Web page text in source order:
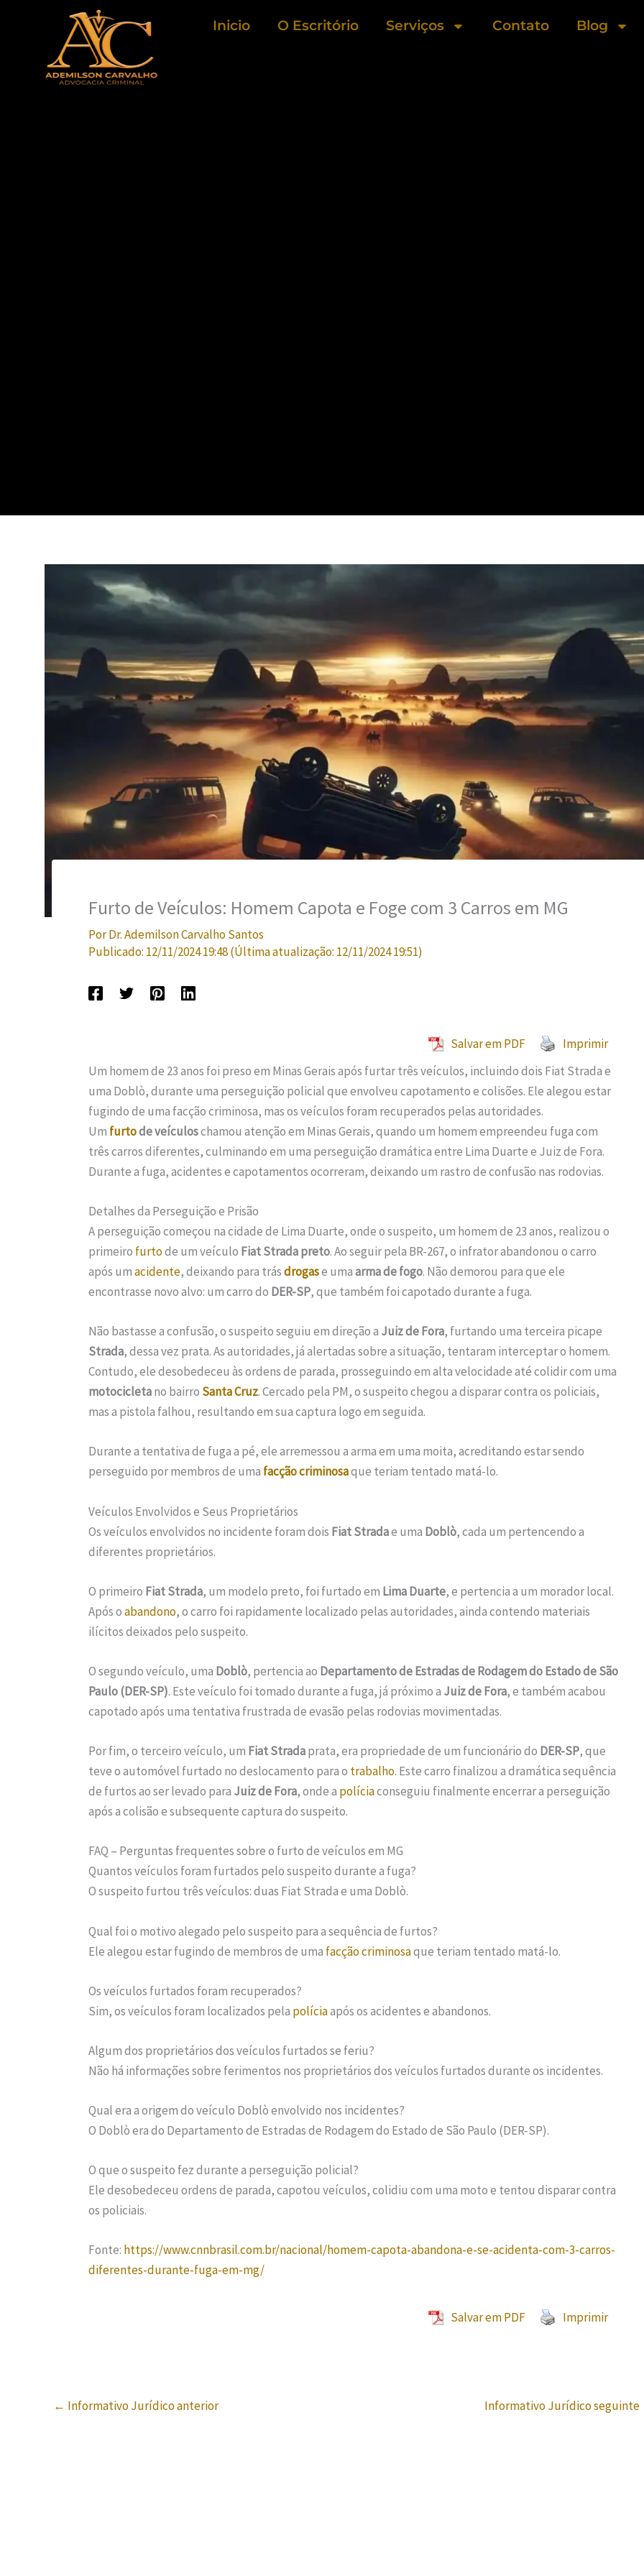
conteúdo
Inicio O Escritório Serviços Contato Blog
Furto de Veículos: Homem Capota e Foge com 3 Carros em MG
PorDr. Ademilson Carvalho Santos
Publicado: 12/11/2024 19:48(Última atualização: 12/11/2024 19:51)
Salvar em PDF
Imprimir
Um homem de 23 anos foi preso em Minas Gerais após furtar três veículos, incluindo dois Fiat Strada e
uma Doblò, durante uma perseguição policial que envolveu capotamento e colisões. Ele alegou estar
fugindo de uma facção criminosa, mas os veículos foram recuperados pelas autoridades.
Um furtode veículoschamou atenção em Minas Gerais, quando um homem empreendeu fuga com
três carros diferentes, culminando em uma perseguição dramática entre Lima Duarte e Juiz de Fora.
Durante a fuga, acidentes e capotamentos ocorreram, deixando um rastro de confusão nas rodovias.
Detalhes da Perseguição e Prisão
A perseguição começou na cidade de Lima Duarte, onde o suspeito, um homem de 23 anos, realizou o
primeiro furtode um veículo Fiat Strada preto. Ao seguir pela BR-267, o infrator abandonou o carro
após umacidente, deixando para trásdrogase umaarma de fogo. Não demorou para que ele
encontrasse novo alvo: um carro do DER-SP, que também foi capotado durante a fuga.
Não bastasse a confusão, o suspeito seguiu em direção a Juiz de Fora, furtando uma terceira picape
Strada, dessa vez prata. As autoridades, já alertadas sobre a situação, tentaram interceptar o homem.
Contudo, ele desobedeceu às ordens de parada, prosseguindo em alta velocidade até colidir com uma
motocicletano bairro Santa Cruz. Cercado pela PM, o suspeito chegou a disparar contra os policiais,
mas a pistola falhou, resultando em sua captura logo em seguida.
Durante a tentativa de fuga a pé, ele arremessou a arma em uma moita, acreditando estar sendo
perseguido por membros de uma facção criminosaque teriam tentado matá-lo.
Veículos Envolvidos e Seus Proprietários
Os veículos envolvidos no incidente foram dois Fiat Stradae uma Doblò, cada um pertencendo a
diferentes proprietários.
O primeiro Fiat Strada, um modelo preto, foi furtado em Lima Duarte, e pertencia a um morador local.
Após oabandono, o carro foi rapidamente localizado pelas autoridades, ainda contendo materiais
ilícitos deixados pelo suspeito.
O segundo veículo, uma Doblò, pertencia ao Departamento de Estradas de Rodagem do Estado de São
Paulo (DER-SP). Este veículo foi tomado durante a fuga, já próximo a Juiz de Fora, e também acabou
capotado após uma tentativa frustrada de evasão pelas rodovias movimentadas.
Por fim, o terceiro veículo, um Fiat Stradaprata, era propriedade de um funcionário do DER-SP, que
teve o automóvel furtado no deslocamento para o trabalho. Este carro finalizou a dramática sequência
de furtos ao ser levado para Juiz de Fora, onde a políciaconseguiu finalmente encerrar a perseguição
após a colisão e subsequente captura do suspeito.
FAQ – Perguntas frequentes sobre o furto de veículos em MG
Quantos veículos foram furtados pelo suspeito durante a fuga?
O suspeito furtou três veículos: duas Fiat Strada e uma Doblò.
Qual foi o motivo alegado pelo suspeito para a sequência de furtos?
Ele alegou estar fugindo de membros de uma facção criminosaque teriam tentado matá-lo.
Os veículos furtados foram recuperados?
Sim, os veículos foram localizados pela políciaapós os acidentes e abandonos.
Algum dos proprietários dos veículos furtados se feriu?
Não há informações sobre ferimentos nos proprietários dos veículos furtados durante os incidentes.
Qual era a origem do veículo Doblò envolvido nos incidentes?
O Doblò era do Departamento de Estradas de Rodagem do Estado de São Paulo (DER-SP).
O que o suspeito fez durante a perseguição policial?
Ele desobedeceu ordens de parada, capotou veículos, colidiu com uma moto e tentou disparar contra
os policiais.
Fonte: https://www.cnnbrasil.com.br/nacional/homem-capota-abandona-e-se-acidenta-com-3-carros-
diferentes-durante-fuga-em-mg/
Salvar em PDF Imprimir
← Informativo Jurídico anterior Informativo Jurídico seguinte